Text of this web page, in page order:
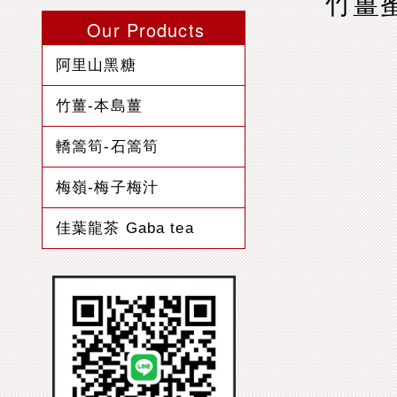
Our Products
阿里山黑糖
竹薑-本島薑
轎篙筍-石篙筍
梅嶺-梅子梅汁
佳葉龍茶 Gaba tea